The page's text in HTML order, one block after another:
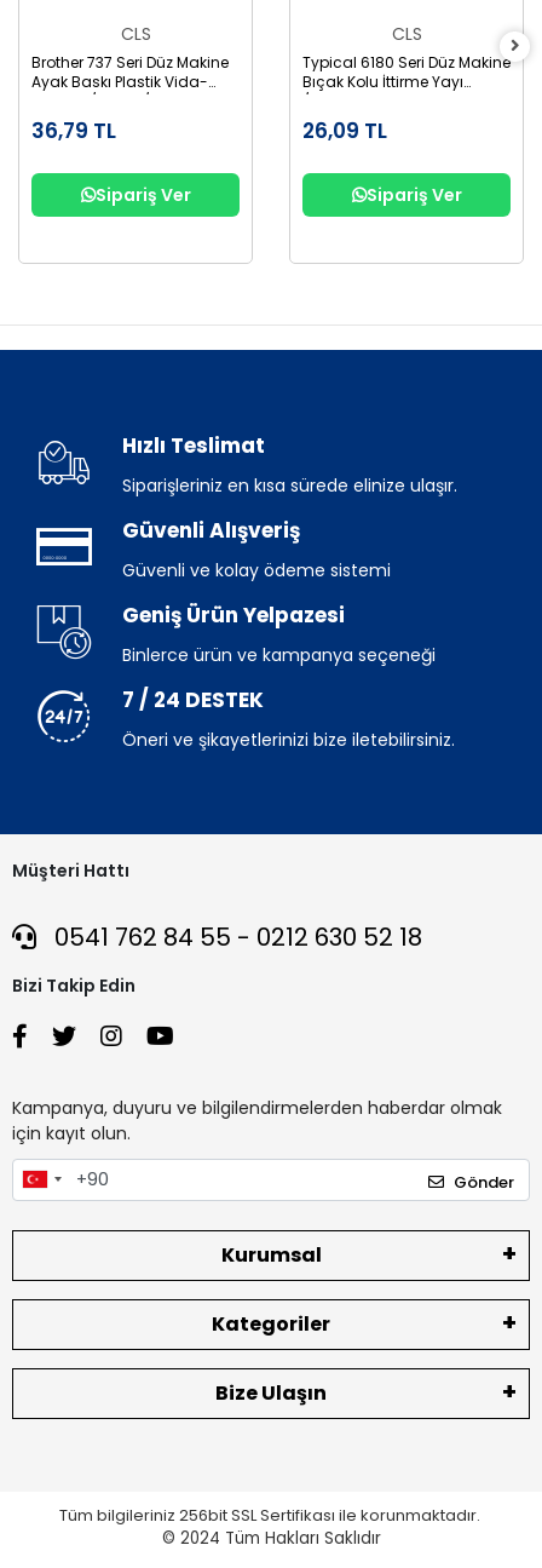
CLS
Brother 737 Seri Düz Makine
Ayak Baskı Plastik Vida-
Somun /S31012/S31013
36,79 TL
Sipariş Ver
CLS
Typical 6180 Seri Düz Makine
Bıçak Kolu İttirme Yayı
/36T7-016
26,09 TL
Sipariş Ver
Hızlı Teslimat
Siparişleriniz en kısa sürede elinize ulaşır.
Güvenli Alışveriş
Güvenli ve kolay ödeme sistemi
Geniş Ürün Yelpazesi
Binlerce ürün ve kampanya seçeneği
7 / 24 DESTEK
Öneri ve şikayetlerinizi bize iletebilirsiniz.
Müşteri Hattı
0541 762 84 55 - 0212 630 52 18
Bizi Takip Edin
Kampanya, duyuru ve bilgilendirmelerden haberdar olmak
için kayıt olun.
Gönder
Kurumsal
Kategoriler
Bize Ulaşın
Tüm bilgileriniz 256bit SSL Sertifikası ile korunmaktadır.
© 2024 Tüm Hakları Saklıdır